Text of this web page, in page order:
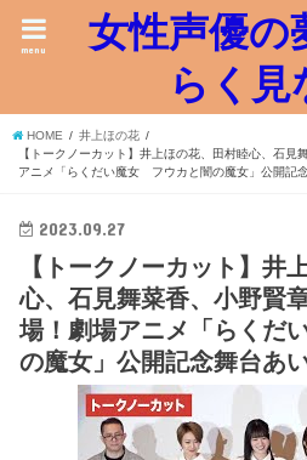
女性声優の
らく見
menu
HOME
井上ほの花
【トークノーカット】井上ほの花、田村睦心、石
アニメ「らくだい魔女 フウカと闇の魔女」公開記
2023.09.27
【トークノーカット】井
心、石見舞菜香、小野賢
場！劇場アニメ「らくだ
の魔女」公開記念舞台あ